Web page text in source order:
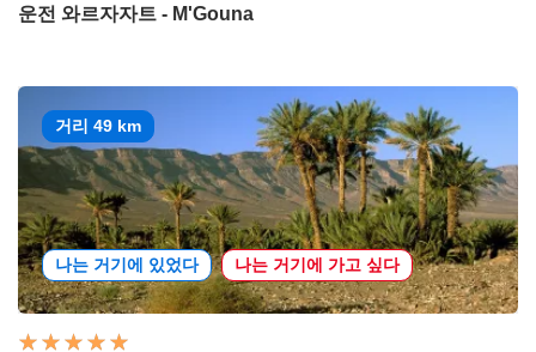
운전 와르자자트 - M'Gouna
거리 49 km
나는 거기에 있었다 나는 거기에 가고 싶다